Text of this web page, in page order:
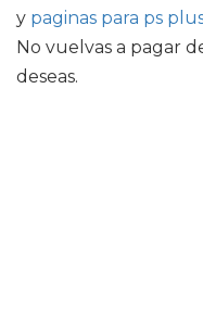
y paginas para ps
No vuelvas a pagar
deseas.